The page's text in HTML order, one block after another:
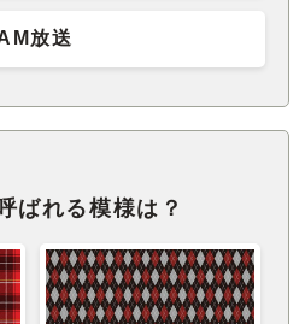
放送
ばれる模様は？